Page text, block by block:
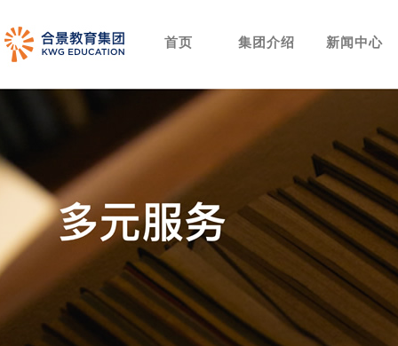
首页 集团介绍 新闻中心